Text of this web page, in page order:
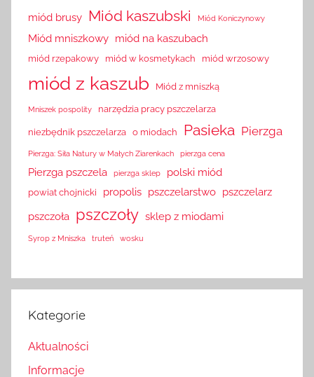
miód brusy Miód kaszubski Miód Koniczynowy
Miód mniszkowy miód na kaszubach
miód rzepakowy miód w kosmetykach miód wrzosowy
miód z kaszub Miód z mniszką
Mniszek pospolity narzędzia pracy pszczelarza
niezbędnik pszczelarza o miodach Pasieka Pierzga
Pierzga: Siła Natury w Małych Ziarenkach pierzga cena
Pierzga pszczela pierzga sklep polski miód
powiat chojnicki propolis pszczelarstwo pszczelarz
pszczoła pszczoły sklep z miodami
Syrop z Mniszka truteń wosku
Kategorie
Aktualności
Informacje